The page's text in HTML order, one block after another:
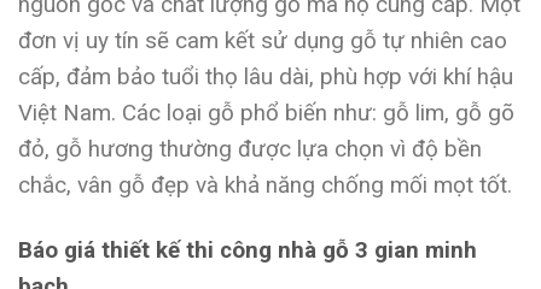
đơn vị uy tín sẽ cam kết sử dụng gỗ tự nhiên cao
cấp, đảm bảo tuổi thọ lâu dài, phù hợp với khí hậu
Việt Nam. Các loại gỗ phổ biến như: gỗ lim, gỗ gõ
đỏ, gỗ hương thường được lựa chọn vì độ bền
chắc, vân gỗ đẹp và khả năng chống mối mọt tốt.
Báo giá thiết kế thi công nhà gỗ 3 gian minh